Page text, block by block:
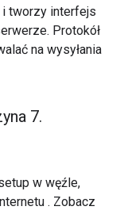
tworzy interfejs
Protokół
na wysyłania
7.
w węźle,
. Zobacz